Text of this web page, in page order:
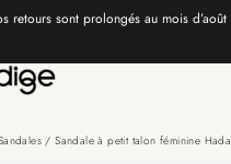
retours sont prolongés au mois d’août
/ Sandale à petit talon féminine Hada